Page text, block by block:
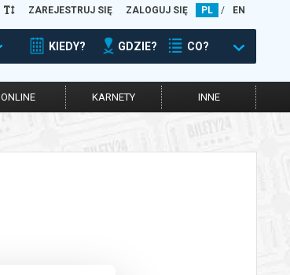
ZAREJESTRUJ SIĘ ZALOGUJ SIĘ PL / EN
KIEDY? GDZIE? CO?
ONLINE KARNETY INNE